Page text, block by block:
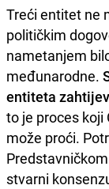
Treći entitet ne
političkim
nametanjem
međunarodne.
entiteta
to je proces koji
može proći.
stvarni